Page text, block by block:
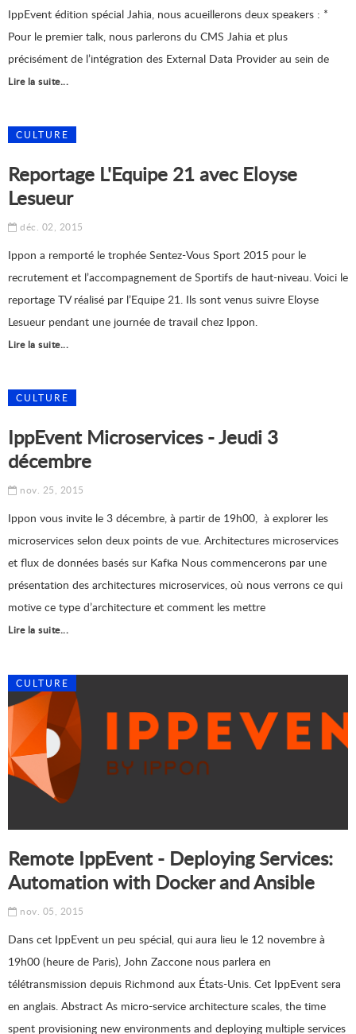
IppEvent édition spécial Jahia, nous acueillerons deux speakers : *
Pour le premier talk, nous parlerons du CMS Jahia et plus
précisément de l’intégration des External Data Provider au sein de
Lire la suite...
CULTURE
Reportage L'Equipe 21 avec Eloyse
Lesueur
déc. 02, 2015
Ippon a remporté le trophée Sentez-Vous Sport 2015 pour le
recrutement et l’accompagnement de Sportifs de haut-niveau. Voici le
reportage TV réalisé par l’Equipe 21. Ils sont venus suivre Eloyse
Lesueur pendant une journée de travail chez Ippon.
Lire la suite...
CULTURE
IppEvent Microservices - Jeudi 3
décembre
nov. 25, 2015
Ippon vous invite le 3 décembre, à partir de 19h00, à explorer les
microservices selon deux points de vue. Architectures microservices
et flux de données basés sur Kafka Nous commencerons par une
présentation des architectures microservices, où nous verrons ce qui
motive ce type d’architecture et comment les mettre
Lire la suite...
CULTURE
Remote IppEvent - Deploying Services:
Automation with Docker and Ansible
nov. 05, 2015
Dans cet IppEvent un peu spécial, qui aura lieu le 12 novembre à
19h00 (heure de Paris), John Zaccone nous parlera en
télétransmission depuis Richmond aux États-Unis. Cet IppEvent sera
en anglais. Abstract As micro-service architecture scales, the time
spent provisioning new environments and deploying multiple services